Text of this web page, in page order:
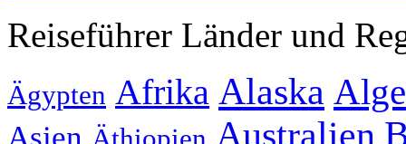
Reiseführer Länder und
Ägypten Afrika Alaska
Asien Australien